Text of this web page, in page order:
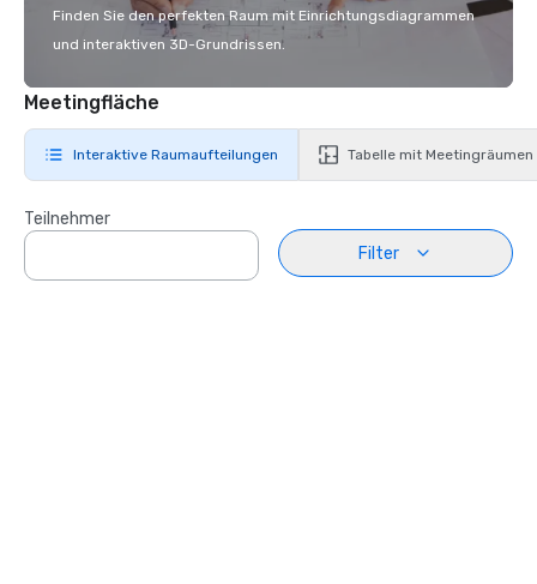
Finden Sie den perfekten Raum mit Einrichtungsdiagrammen
und interaktiven 3D-Grundrissen.
Meetingfläche
Interaktive Raumaufteilungen Tabelle mit Meetingräumen
Teilnehmer
Filter